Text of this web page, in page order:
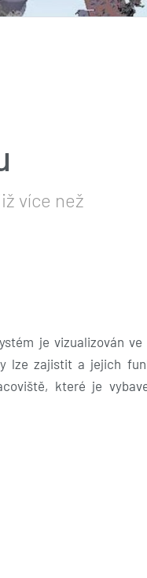
více než
je vizualizován ve
lze zajistit a jejich
které je